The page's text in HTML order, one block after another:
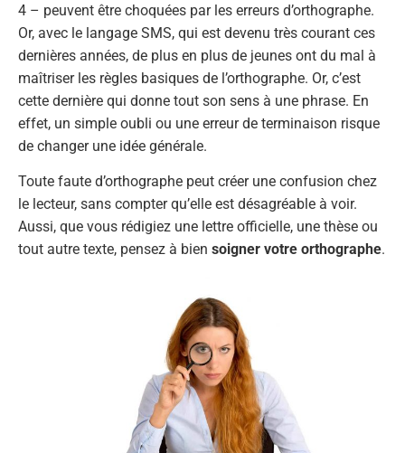
4 – peuvent être choquées par les erreurs d’orthographe.
Or, avec le langage SMS, qui est devenu très courant ces
dernières années, de plus en plus de jeunes ont du mal à
maîtriser les règles basiques de l’orthographe. Or, c’est
cette dernière qui donne tout son sens à une phrase. En
effet, un simple oubli ou une erreur de terminaison risque
de changer une idée générale.
Toute faute d’orthographe peut créer une confusion chez
le lecteur, sans compter qu’elle est désagréable à voir.
Aussi, que vous rédigiez une lettre officielle, une thèse ou
tout autre texte, pensez à bien soigner votre orthographe.